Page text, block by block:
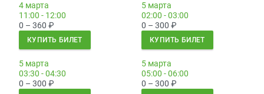
4 марта
11:00 - 12:00
0 – 360 ₽
КУПИТЬ БИЛЕТ
5 марта
02:00 - 03:00
0 – 300 ₽
КУПИТЬ БИЛЕТ
5 марта
03:30 - 04:30
0 – 300 ₽
5 марта
05:00 - 06:00
0 – 300 ₽